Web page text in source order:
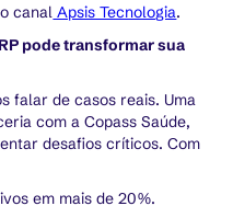
canal Apsis Tecnologia.
pode transformar sua
falar de casos reais. Uma
com a Copass Saúde,
desafios críticos. Com
em mais de 20%.